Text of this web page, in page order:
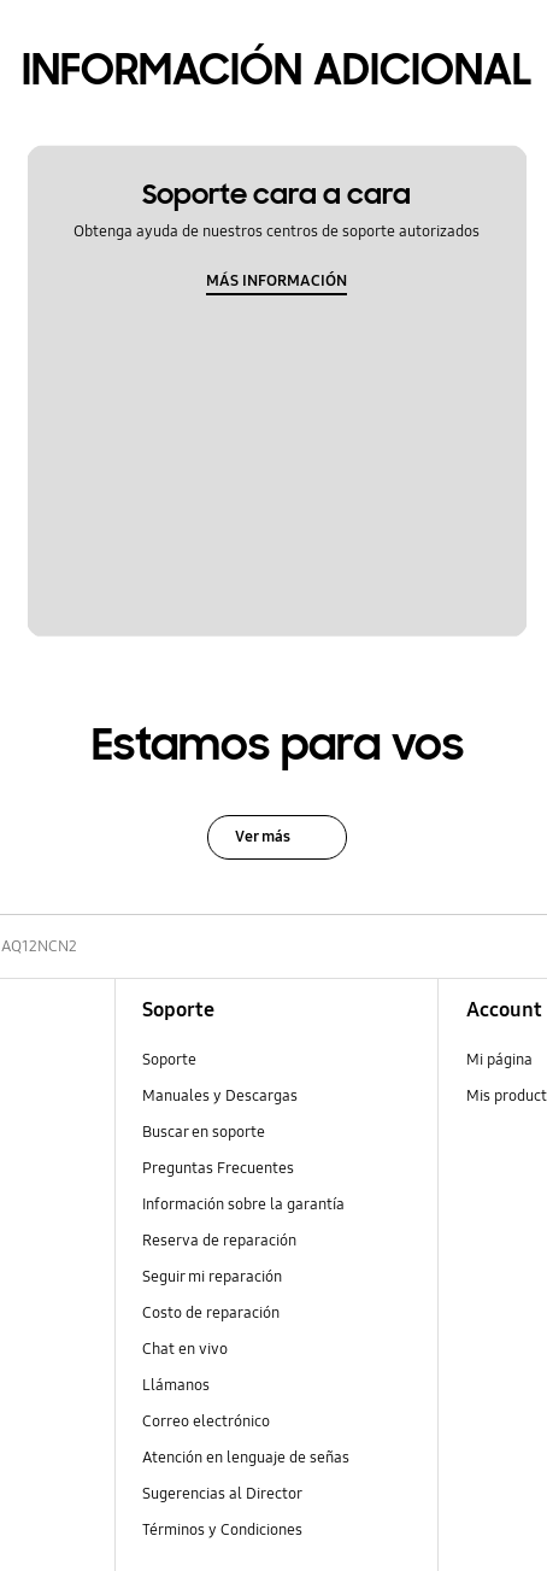
INFORMACIÓN ADICIONAL
Soporte cara a cara
Obtenga ayuda de nuestros centros de soporte autorizados
MÁS INFORMACIÓN
Estamos para vos
Ver más
AQ12NCN2
Soporte
Soporte
Manuales y Descargas
Buscar en soporte
Preguntas Frecuentes
Información sobre la garantía
Reserva de reparación
Seguir mi reparación
Costo de reparación
Chat en vivo
Llámanos
Correo electrónico
Atención en lenguaje de señas
Sugerencias al Director
Términos y Condiciones
Account
Mi página
Mis